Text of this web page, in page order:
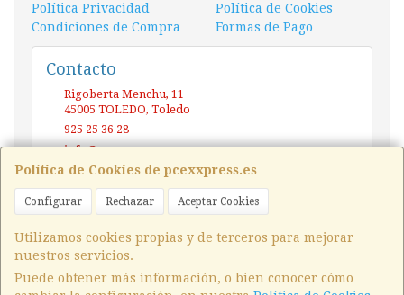
Política de Cookies de pcexxpress.es
Configurar Rechazar Aceptar Cookies
Utilizamos cookies propias y de terceros para mejorar
nuestros servicios.
Puede obtener más información, o bien conocer cómo
Política Privacidad
Política de Cookies
Condiciones de Compra
Formas de Pago
Contacto
Rigoberta Menchu, 11
45005 TOLEDO, Toledo
925 25 36 28
info@pcexxpress.es
Horario
10 - 14 / 17 - 20 Sábado / Domingo (CERRADO)